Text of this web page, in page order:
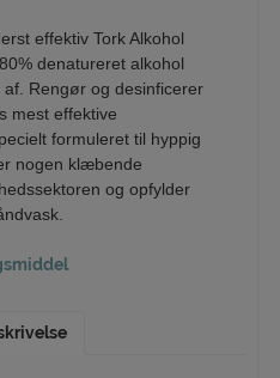
effektiv Tork Alkohol
denatureret alkohol
Rengør og desinficerer
mest effektive
formuleret til hyppig
nogen klæbende
og opfylder